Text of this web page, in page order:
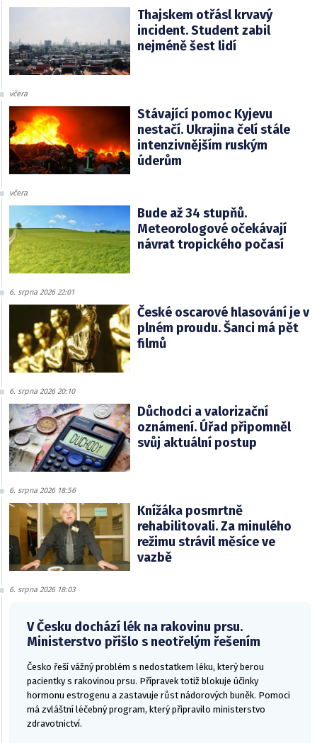
Thajskem otřásl krvavý
incident. Student zabil
nejméně šest lidí
včera
Stávající pomoc Kyjevu
nestačí. Ukrajina čelí stále
intenzivnějším ruským
úderům
včera
Bude až 34 stupňů.
Meteorologové očekávají
návrat tropického počasí
6. srpna 2026 22:01
České oscarové hlasování je v
plném proudu. Šanci má pět
filmů
6. srpna 2026 20:10
Důchodci a valorizační
oznámení. Úřad připomněl
svůj aktuální postup
6. srpna 2026 18:56
Knížáka posmrtně
rehabilitovali. Za minulého
režimu strávil měsíce ve
vazbě
6. srpna 2026 18:03
V Česku dochází lék na rakovinu prsu.
Ministerstvo přišlo s neotřelým řešením
Česko řeší vážný problém s nedostatkem léku, který berou
pacientky s rakovinou prsu. Přípravek totiž blokuje účinky
hormonu estrogenu a zastavuje růst nádorových buněk. Pomoci
má zvláštní léčebný program, který připravilo ministerstvo
zdravotnictví.